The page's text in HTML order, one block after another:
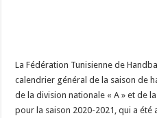
La Fédération Tunisienne de
calendrier général de la saison de
de la division nationale « A » et de
pour la saison 2020-2021, qui a été